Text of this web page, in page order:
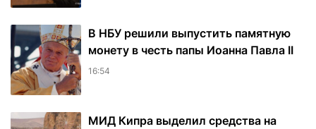
В НБУ решили выпустить памятную
монету в честь папы Иоанна Павла II
16:54
МИД Кипра выделил средства на